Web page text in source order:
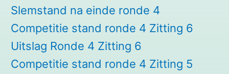
Slemstand na einde ronde 4
Competitie stand ronde 4 Zitting 6
Uitslag Ronde 4 Zitting 6
Competitie stand ronde 4 Zitting 5